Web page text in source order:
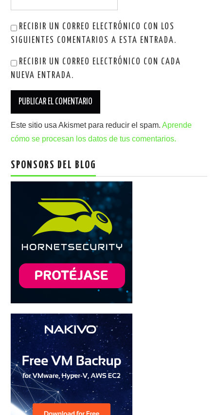
RECIBIR UN CORREO ELECTRÓNICO CON LOS
SIGUIENTES COMENTARIOS A ESTA ENTRADA.
RECIBIR UN CORREO ELECTRÓNICO CON CADA
NUEVA ENTRADA.
Este sitio usa Akismet para reducir el spam.Aprende
cómo se procesan los datos de tus comentarios.
SPONSORS DEL BLOG